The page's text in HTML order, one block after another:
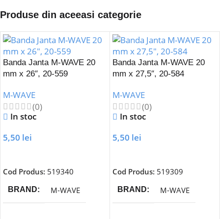
Produse din aceeasi categorie
Banda Janta M-WAVE 20
mm x 26″, 20-559
M-WAVE
(0)
In stoc
5,50 lei
Cod Produs: 519340
BRAND M-WAVE
Banda Janta M-WAVE 20
mm x 27,5″, 20-584
M-WAVE
(0)
In stoc
5,50 lei
Cod Produs: 519309
BRAND M-WAVE